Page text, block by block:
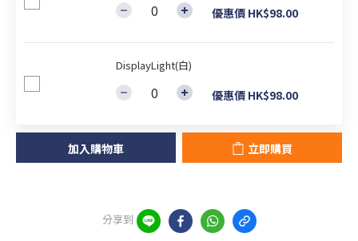
優惠價 HK$98.00
DisplayLight(白)
優惠價 HK$98.00
加入購物車 立即購買
分享到